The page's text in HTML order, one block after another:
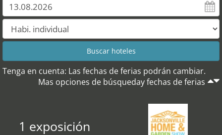
Tenga en cuenta: Las fechas de ferias podrán cambiar.
Mas opciones de búsqueday fechas de ferias
1 exposición